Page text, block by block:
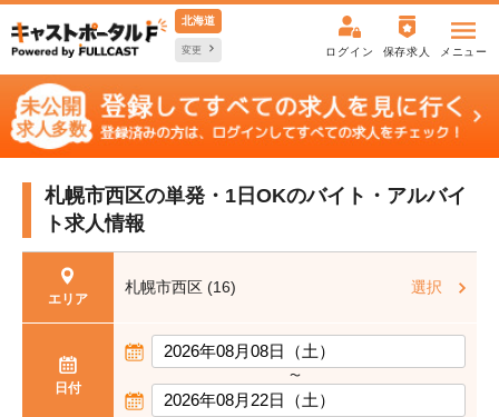
北海道
変更 ログイン 保存求人 メニュー
札幌市西区の単発・1日OKのバイト・アルバイ
ト求人情報
エリア
札幌市西区 (16) 選択
日付
〜